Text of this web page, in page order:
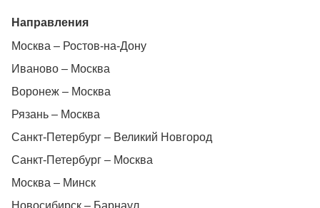
Направления
Москва – Ростов-на-Дону
Иваново – Москва
Воронеж – Москва
Рязань – Москва
Санкт-Петербург – Великий Новгород
Санкт-Петербург – Москва
Москва – Минск
Новосибирск – Барнаул